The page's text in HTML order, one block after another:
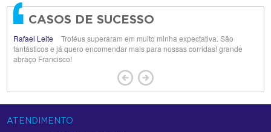
CASOS DE SUCESSO
Rafael Leite
Troféus superaram em muito minha expectativa. São
fantásticos e já quero encomendar mais para nossas corridas! grande
abraço Francisco!
ATENDIMENTO